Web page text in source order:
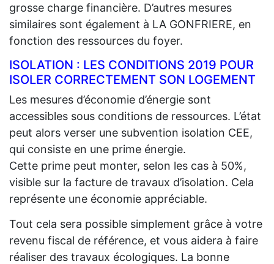
grosse charge financière. D’autres mesures
similaires sont également à LA GONFRIERE, en
fonction des ressources du foyer.
ISOLATION : LES CONDITIONS 2019 POUR
ISOLER CORRECTEMENT SON LOGEMENT
Les mesures d’économie d’énergie sont
accessibles sous conditions de ressources. L’état
peut alors verser une subvention isolation CEE,
qui consiste en une prime énergie.
Cette prime peut monter, selon les cas à 50%,
visible sur la facture de travaux d’isolation. Cela
représente une économie appréciable.
Tout cela sera possible simplement grâce à votre
revenu fiscal de référence, et vous aidera à faire
réaliser des travaux écologiques. La bonne